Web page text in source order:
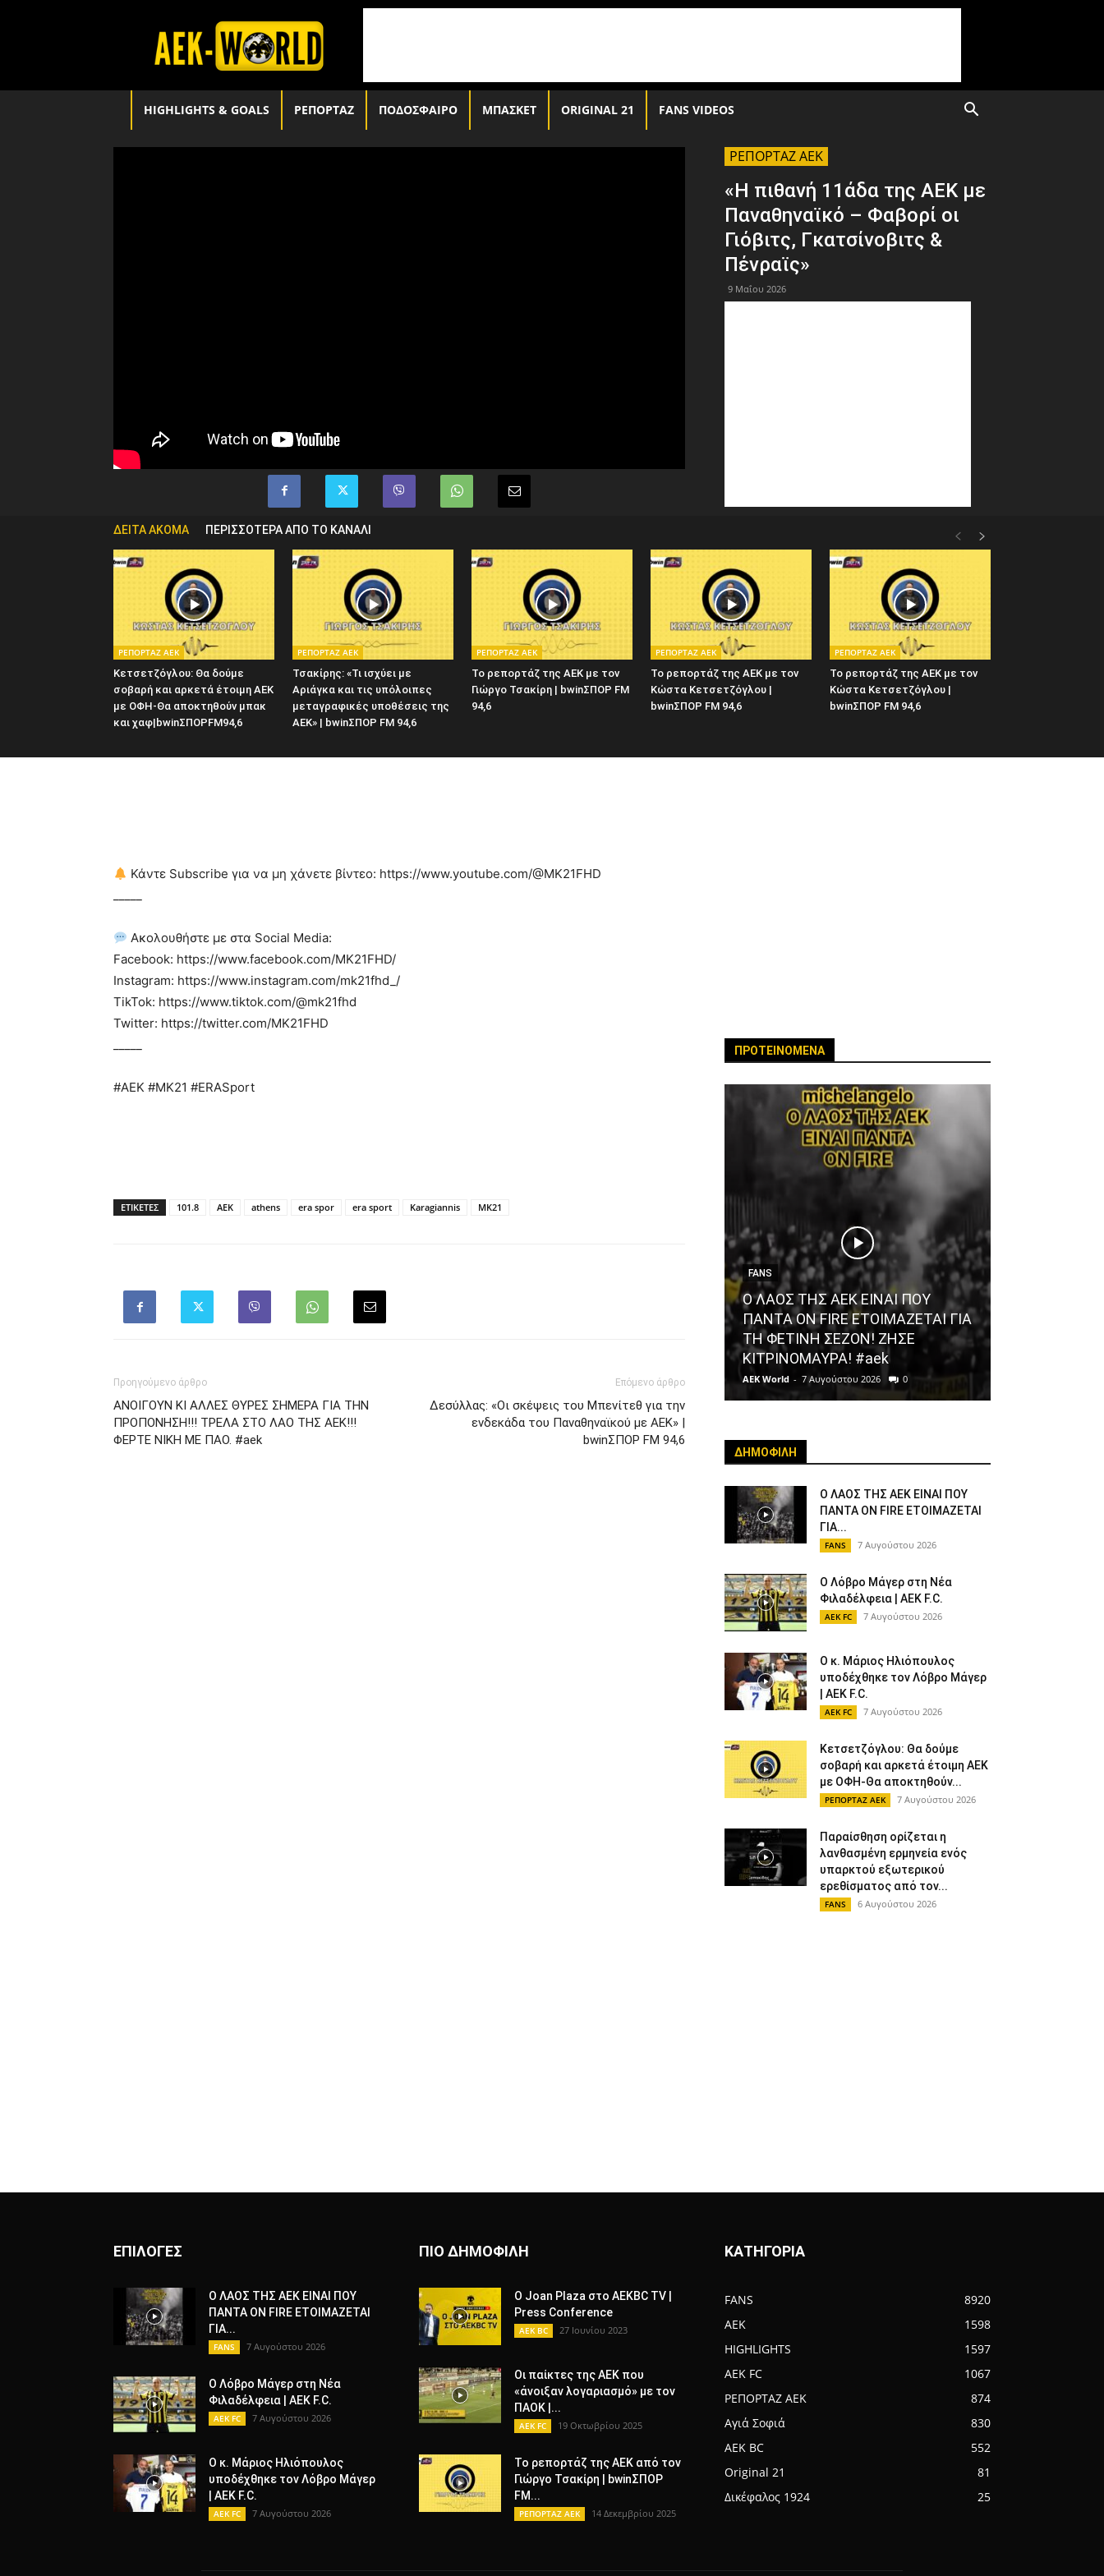
world.gr
HIGHLIGHTS & GOALS ΡΕΠΟΡΤΑΖ ΠΟΔΟΣΦΑΙΡΟ ΜΠΑΣΚΕΤ ORIGINAL 21 FANS VIDEOS
ΡΕΠΟΡΤΑΖ ΑΕΚ
«Η πιθανή 11άδα της ΑΕΚ με
Παναθηναϊκό – Φαβορί οι
Γιόβιτς, Γκατσίνοβιτς &
Πένραϊς»
9 Μαΐου 2026
ΔΕΙΤΑ ΑΚΟΜΑ ΠΕΡΙΣΣΟΤΕΡΑ ΑΠΟ ΤΟ ΚΑΝΑΛΙ
ΡΕΠΟΡΤΑΖ ΑΕΚ
Κετσετζόγλου: Θα δούμε
σοβαρή και αρκετά έτοιμη ΑΕΚ
με ΟΦΗ-Θα αποκτηθούν μπακ
και χαφ|bwinΣΠΟΡFM94,6
ΡΕΠΟΡΤΑΖ ΑΕΚ
Τσακίρης: «Τι ισχύει με
Αριάγκα και τις υπόλοιπες
μεταγραφικές υποθέσεις της
ΑΕΚ» | bwinΣΠΟΡ FM 94,6
ΡΕΠΟΡΤΑΖ ΑΕΚ
Το ρεπορτάζ της ΑΕΚ με τον
Γιώργο Τσακίρη | bwinΣΠΟΡ FM
94,6
ΡΕΠΟΡΤΑΖ ΑΕΚ
Το ρεπορτάζ της ΑΕΚ με τον
Κώστα Κετσετζόγλου |
bwinΣΠΟΡ FM 94,6
ΡΕΠΟΡΤΑΖ ΑΕΚ
Το ρεπορτάζ της ΑΕΚ με τον
Κώστα Κετσετζόγλου |
bwinΣΠΟΡ FM 94,6
Κάντε Subscribe για να μη χάνετε βίντεο: https://www.youtube.com/@MK21FHD
Ακολουθήστε με στα Social Media:
Facebook: https://www.facebook.com/MK21FHD/
Instagram: https://www.instagram.com/mk21fhd_/
TikTok: https://www.tiktok.com/@mk21fhd
Twitter: https://twitter.com/MK21FHD
#AEK #MK21 #ERASport
ΕΤΙΚΕΤΕΣ 101.8 AEK athens era spor era sport Karagiannis MK21
Προηγούμενο άρθρο
ΑΝΟΙΓΟΥΝ ΚΙ ΑΛΛΕΣ ΘΥΡΕΣ ΣΗΜΕΡΑ ΓΙΑ ΤΗΝ
ΠΡΟΠΟΝΗΣΗ!!! ΤΡΕΛΑ ΣΤΟ ΛΑΟ ΤΗΣ ΑΕΚ!!!
ΦΕΡΤΕ ΝΙΚΗ ΜΕ ΠΑΟ. #aek
Επόμενο άρθρο
Δεσύλλας: «Οι σκέψεις του Μπενίτεθ για την
ενδεκάδα του Παναθηναϊκού με ΑΕΚ» |
bwinΣΠΟΡ FM 94,6
ΠΡΟΤΕΙΝΟΜΕΝΑ
FANS
Ο ΛΑΟΣ ΤΗΣ ΑΕΚ ΕΙΝΑΙ ΠΟΥ
ΠΑΝΤΑ ON FIRE ΕΤΟΙΜΑΖΕΤΑΙ ΓΙΑ
ΤΗ ΦΕΤΙΝΗ ΣΕΖΟΝ! ΖΗΣΕ
ΚΙΤΡΙΝΟΜΑΥΡΑ! #aek
AEK World - 7 Αυγούστου 2026 0
ΔΗΜΟΦΙΛΗ
Ο ΛΑΟΣ ΤΗΣ ΑΕΚ ΕΙΝΑΙ ΠΟΥ
ΠΑΝΤΑ ON FIRE ΕΤΟΙΜΑΖΕΤΑΙ
ΓΙΑ...
FANS 7 Αυγούστου 2026
Ο Λόβρο Μάγερ στη Νέα
Φιλαδέλφεια | AEK F.C.
AEK FC 7 Αυγούστου 2026
Ο κ. Μάριος Ηλιόπουλος
υποδέχθηκε τον Λόβρο Μάγερ
| AEK F.C.
AEK FC 7 Αυγούστου 2026
Κετσετζόγλου: Θα δούμε
σοβαρή και αρκετά έτοιμη ΑΕΚ
με ΟΦΗ-Θα αποκτηθούν...
ΡΕΠΟΡΤΑΖ ΑΕΚ 7 Αυγούστου 2026
Παραίσθηση ορίζεται η
λανθασμένη ερμηνεία ενός
υπαρκτού εξωτερικού
ερεθίσματος από τον...
FANS 6 Αυγούστου 2026
ΕΠΙΛΟΓΕΣ
Ο ΛΑΟΣ ΤΗΣ ΑΕΚ ΕΙΝΑΙ ΠΟΥ
ΠΑΝΤΑ ON FIRE ΕΤΟΙΜΑΖΕΤΑΙ
ΓΙΑ...
FANS 7 Αυγούστου 2026
Ο Λόβρο Μάγερ στη Νέα
Φιλαδέλφεια | AEK F.C.
AEK FC 7 Αυγούστου 2026
Ο κ. Μάριος Ηλιόπουλος
υποδέχθηκε τον Λόβρο Μάγερ
| AEK F.C.
AEK FC 7 Αυγούστου 2026
ΠΙΟ ΔΗΜΟΦΙΛΗ
O Joan Plaza στο AEKBC TV |
Press Conference
AEK BC 27 Ιουνίου 2023
Οι παίκτες της ΑΕΚ που
«άνοιξαν λογαριασμό» με τον
ΠΑΟΚ |...
AEK FC 19 Οκτωβρίου 2025
To ρεπορτάζ της ΑΕΚ από τον
Γιώργο Τσακίρη | bwinΣΠΟΡ
FM...
ΡΕΠΟΡΤΑΖ ΑΕΚ 14 Δεκεμβρίου 2025
ΚΑΤΗΓΟΡΙΑ
FANS
8920
AEK
1598
HIGHLIGHTS
1597
AEK FC
1067
ΡΕΠΟΡΤΑΖ ΑΕΚ
874
Αγιά Σοφιά
830
AEK BC
552
Original 21
81
Δικέφαλος 1924
25